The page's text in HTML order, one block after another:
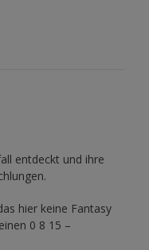
entdeckt und ihre
hier keine Fantasy
0 8 15 –